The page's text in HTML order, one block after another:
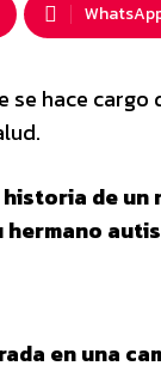
se hace
de un
hermano
en una